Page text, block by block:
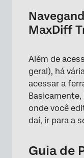
MaxDiff
Além de
geral), há
acessar a
onde você
daí, ir para a
Guia de